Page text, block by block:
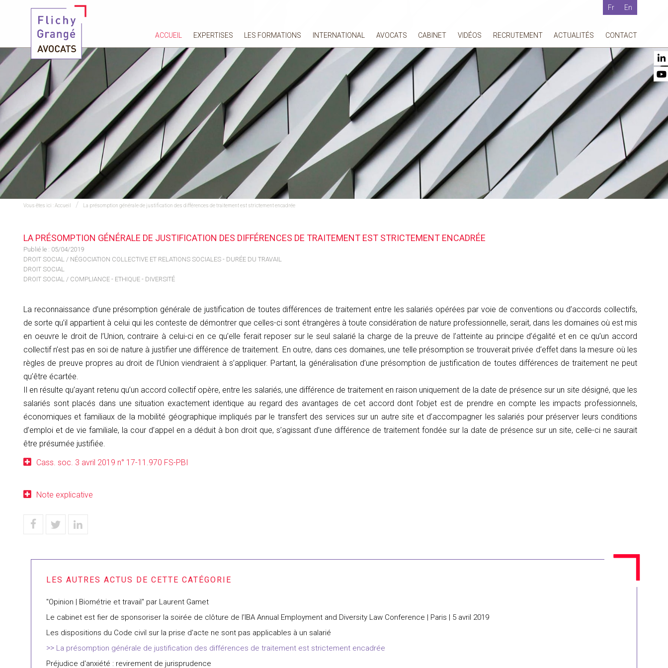
Fr En
ACCUEIL EXPERTISES LES FORMATIONS INTERNATIONAL AVOCATS CABINET VIDÉOS RECRUTEMENT ACTUALITÉS CONTACT
Vous êtes ici :Accueil La présomption générale de justification des différences de traitement est strictement encadrée
LA PRÉSOMPTION GÉNÉRALE DE JUSTIFICATION DES DIFFÉRENCES DE TRAITEMENT EST STRICTEMENT ENCADRÉE
Publié le : 05/04/2019
DROIT SOCIAL / NÉGOCIATION COLLECTIVE ET RELATIONS SOCIALES - DURÉE DU TRAVAIL
DROIT SOCIAL
DROIT SOCIAL / COMPLIANCE - ETHIQUE - DIVERSITÉ
La reconnaissance d’une présomption générale de justification de toutes différences de traitement entre les salariés opérées par voie de conventions ou d’accords collectifs,
de sorte qu’il appartient à celui qui les conteste de démontrer que celles-ci sont étrangères à toute considération de nature professionnelle, serait, dans les domaines où est mis
en oeuvre le droit de l’Union, contraire à celui-ci en ce qu’elle ferait reposer sur le seul salarié la charge de la preuve de l’atteinte au principe d’égalité et en ce qu’un accord
collectif n’est pas en soi de nature à justifier une différence de traitement. En outre, dans ces domaines, une telle présomption se trouverait privée d’effet dans la mesure où les
règles de preuve propres au droit de l’Union viendraient à s’appliquer. Partant, la généralisation d’une présomption de justification de toutes différences de traitement ne peut
qu’être écartée.
Il en résulte qu’ayant retenu qu’un accord collectif opère, entre les salariés, une différence de traitement en raison uniquement de la date de présence sur un site désigné, que les
salariés sont placés dans une situation exactement identique au regard des avantages de cet accord dont l’objet est de prendre en compte les impacts professionnels,
économiques et familiaux de la mobilité géographique impliqués par le transfert des services sur un autre site et d’accompagner les salariés pour préserver leurs conditions
d’emploi et de vie familiale, la cour d’appel en a déduit à bon droit que, s’agissant d’une différence de traitement fondée sur la date de présence sur un site, celle-ci ne saurait
être présumée justifiée.
Cass. soc. 3 avril 2019 n° 17-11.970 FS-PBI
Note explicative
"Opinion | Biométrie et travail" par Laurent Gamet
Le cabinet est fier de sponsoriser la soirée de clôture de l’IBA Annual Employment and Diversity Law Conference | Paris | 5 avril 2019
Les dispositions du Code civil sur la prise d'acte ne sont pas applicables à un salarié
La présomption générale de justification des différences de traitement est strictement encadrée
Préjudice d'anxiété : revirement de jurisprudence